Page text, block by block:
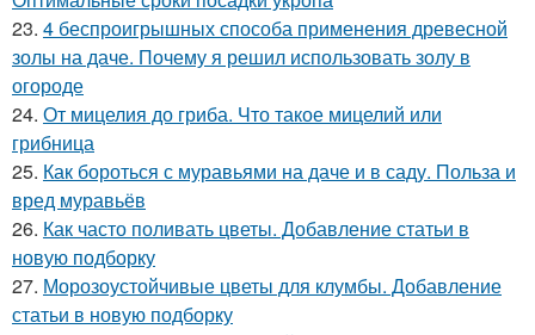
23. 4 беспроигрышных способа применения древесной
золы на даче. Почему я решил использовать золу в
огороде
24. От мицелия до гриба. Что такое мицелий или
грибница
25. Как бороться с муравьями на даче и в саду. Польза и
вред муравьёв
26. Как часто поливать цветы. Добавление статьи в
новую подборку
27. Морозоустойчивые цветы для клумбы. Добавление
статьи в новую подборку